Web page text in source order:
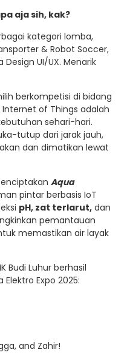
aja sih, kak?
kategori lomba,
& Robot Soccer,
UI/UX. Menarik
berkompetisi di bidang
of Things adalah
sehari-hari.
tutup dari jarak jauh,
dan dimatikan lewat
Aqua
pintar berbasis IoT
pH, zat terlarut, dan
pemantauan
memastikan air layak
Budi Luhur berhasil
Expo 2025:
and Zahir!